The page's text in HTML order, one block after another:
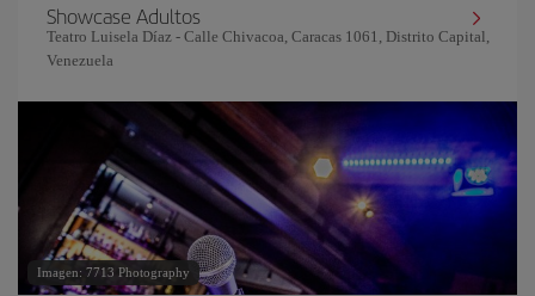
Showcase Adultos
Teatro Luisela Díaz - Calle Chivacoa, Caracas 1061, Distrito Capital,
Venezuela
Imagen: 7713 Photography